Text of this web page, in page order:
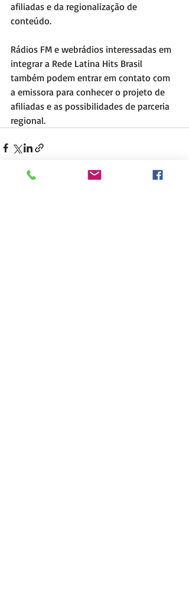
afiliadas e da regionalização de
conteúdo.
Rádios FM e webrádios interessadas em
integrar a Rede Latina Hits Brasil
também podem entrar em contato com
a emissora para conhecer o projeto de
afiliadas e as possibilidades de parceria
regional.